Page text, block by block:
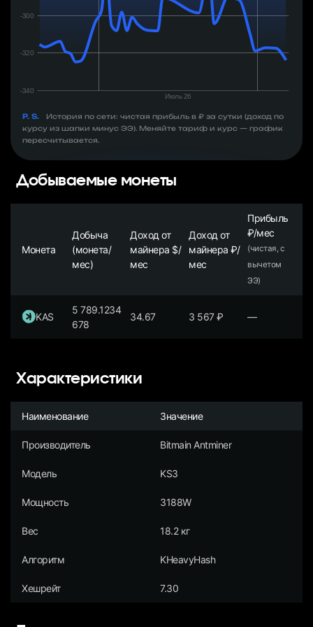
P. S.
История по сети: чистая прибыль в ₽ за сутки (доход по
курсу из шапки минус ЭЭ). Меняйте тариф и курс — график
пересчитывается.
Добываемые монеты
Монета
Добыча
(монета/
мес)
Доход от
майнера $/
мес
Доход от
майнера ₽/
мес
Прибыль
₽/мес
(чистая, с
вычетом
ЭЭ)
KAS
5 789.1234
678
34.67 3 567₽ —
Характеристики
Наименование Значение
Производитель Bitmain Antminer
Модель KS3
Мощность 3188W
Вес 18.2 кг
Алгоритм KHeavyHash
Хешрейт 7.30